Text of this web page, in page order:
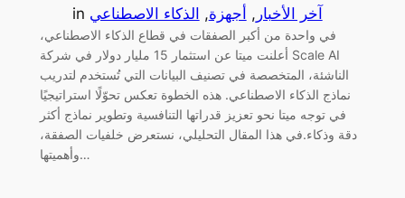
in آخر الأخبار , أجهزة, الذكاء الاصطناعي
في واحدة من أكبر الصفقات في قطاع الذكاء الاصطناعي،
أعلنت ميتا عن استثمار 15 مليار دولار في شركة Scale AI
الناشئة، المتخصصة في تصنيف البيانات التي تُستخدم لتدريب
نماذج الذكاء الاصطناعي. هذه الخطوة تعكس تحوّلًا استراتيجيًا
في توجه ميتا نحو تعزيز قدراتها التنافسية وتطوير نماذج أكثر
دقة وذكاء.في هذا المقال التحليلي، نستعرض خلفيات الصفقة،
وأهميتها…